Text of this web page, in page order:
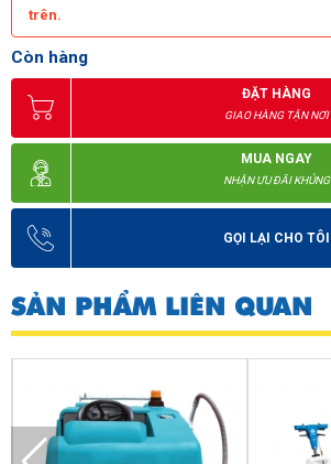
trên.
Còn hàng
ĐẶT HÀNG
GIAO HÀNG TẬN NƠI
MUA NGAY
NHẬN ƯU ĐÃI KHỦNG
GỌI LẠI CHO TÔI
SẢN PHẨM LIÊN QUAN